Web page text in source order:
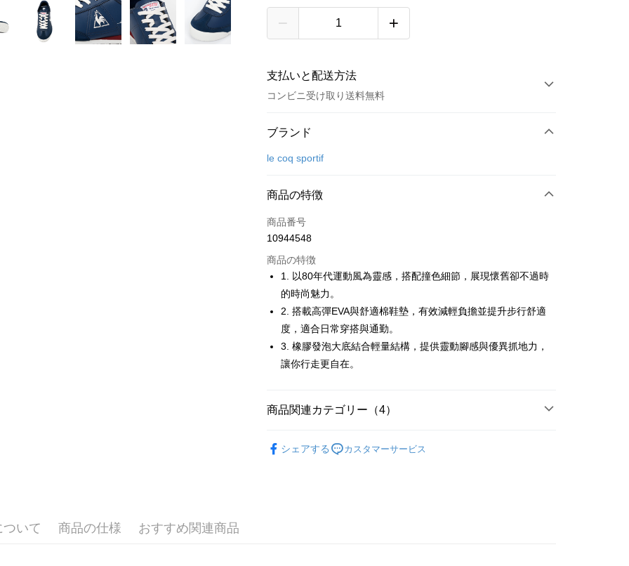
支払いと配送方法
コンビニ受け取り送料無料
お支払い方法
クレジットカード1回払い
Apple Pay
JKOPAY
OP Pay Later
説明
【OP Pay Later 使用説明】
追加の申請なしで即時に利用可能です。
払いの回数や支払い期限を選択し、支払いを確認すると取引が完了しま
す。
ジを基準とします。
4. 注文成立後30分以内に確認取引を行わない場合や審査が通過しない場
AFTEE代金後払い
説明
ドウが表示されます。
す。
ブランド
le coq sportif
商品の特徴
商品番号
10944548
商品の特徴
1. 以80年代運動風為靈感，搭配撞色細節，展現懷舊卻不過時
的時尚魅力。
2. 搭載高彈EVA與舒適棉鞋墊，有效減輕負擔並提升步行舒適
度，適合日常穿搭與通勤。
3. 橡膠發泡大底結合輕量結構，提供靈動腳感與優異抓地力，
讓你行走更自在。
商品関連カテゴリー（4）
シェアする カスタマーサービス
いて 商品の仕様 おすすめ関連商品